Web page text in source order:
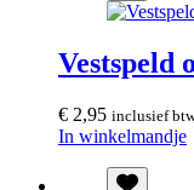
Vestspeld
€ 2,95 inclusief
In winkelmandje